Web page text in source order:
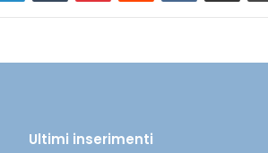
Ultimi inserimenti